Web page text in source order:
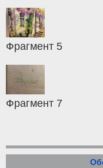
Фрагмент 5
Фрагмент 7